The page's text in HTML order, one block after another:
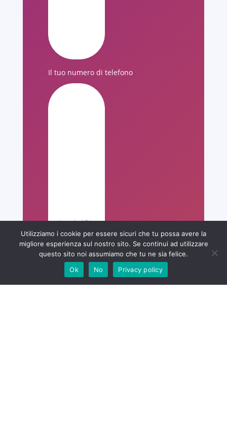
Il tuo numero di telefono
Utilizziamo i cookie per essere sicuri che tu possa avere la
migliore esperienza sul nostro sito. Se continui ad utilizzare
questo sito noi assumiamo che tu ne sia felice.
Ok
No Privacy policy